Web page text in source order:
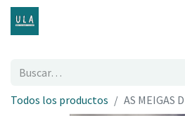
Todos los productos AS MEIGAS